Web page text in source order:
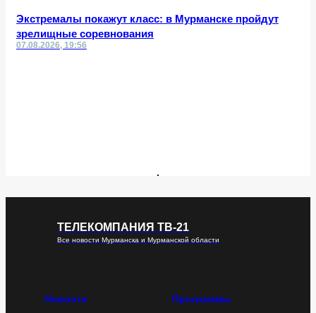
Экстремалы покажут класс: в Мурманске пройдут
зрелищные соревнования
07.08.2026, 19:56
ТЕЛЕКОМПАНИЯ ТВ-21
Все новости Мурманска и Мурманской области
Новости Программы